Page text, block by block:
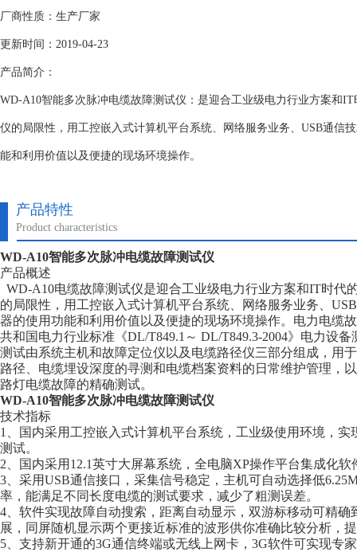
厂商性质：生产厂家
更新时间：2019-04-23
产品简介：
WD-A10智能多次脉冲电缆故障测试仪：是迎合工业级电力行业方案和
仪的局限性，用工控嵌入式计算机平台系统、网络服务业务、USB通信
能和利用价值以及便捷的现场环境操作。
产品特性
Product characteristics
WD-A10智能多次脉冲电缆故障测试仪
产品概述
WD-A10电缆故障测试仪是迎合工业级电力行业方案和IT时代
的局限性，用工控嵌入式计算机平台系统、网络服务业务、
器的使用功能和利用价值以及便捷的现场环境操作。电力电缆
共和国电力行业标准《DL/T849.1～ DL/T849.3-2004》电力设
测试由系统主机和故障定位仪以及电缆路径仪三部分组成，用
路径、电缆埋设深度的寻测和电缆档案资料的日常维护管理，
路灯电缆故障的精确测试。
WD-A10智能多次脉冲电缆故障测试仪
技术指标
1、国内采用工控嵌入式计算机平台系统，工业级使用环境，
测试。
2、国内采用12.1英寸大屏幕系统，全电脑XP操作平台集成化
3、采用USB通信接口，采集信号稳定，主机可自动选择低
率，能满足不同长度电缆的测试要求，减少了粗测误差。
4、软件实现故障自动搜索，距离自动显示，双游标移动可精确
展，同屏随机显示两个更接近标准的波形供你准确比较分析，
5、支持新开通的3G通信终端或无线上网卡，3G软件可实现专